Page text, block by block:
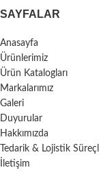
SAYFALAR
Anasayfa
Ürünlerimiz
Ürün Katalogları
Markalarımız
Galeri
Duyurular
Hakkımızda
Tedarik & Lojistik
İletişim